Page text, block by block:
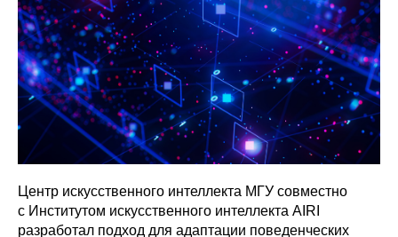
Центр искусственного интеллекта МГУ совместно
с Институтом искусственного интеллекта AIRI
разработал подход для адаптации поведенческих